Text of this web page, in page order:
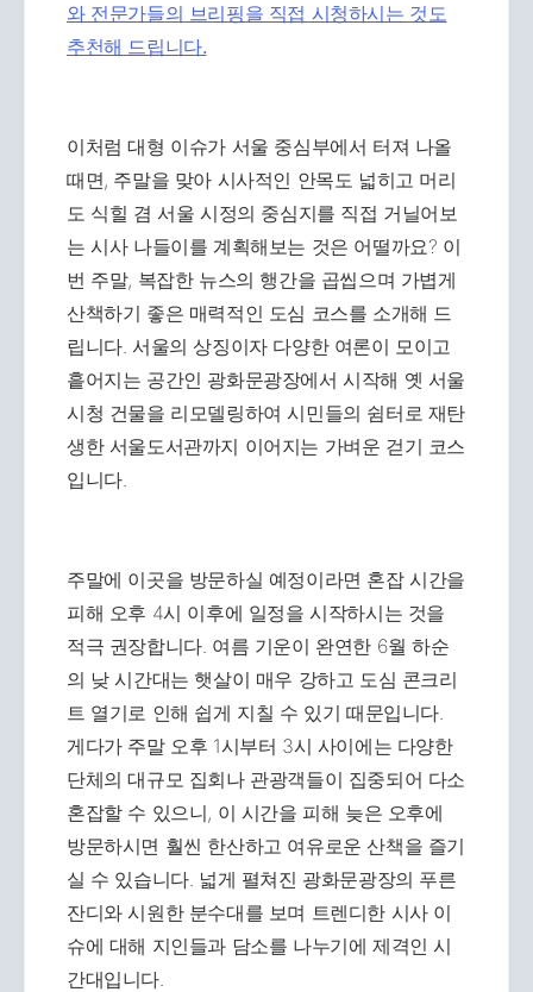
와 전문가들의 브리핑을 직접 시청하시는 것도
추천해 드립니다.
이처럼 대형 이슈가 서울 중심부에서 터져 나올
때면, 주말을 맞아 시사적인 안목도 넓히고 머리
도 식힐 겸 서울 시정의 중심지를 직접 거닐어보
는 시사 나들이를 계획해보는 것은 어떨까요? 이
번 주말, 복잡한 뉴스의 행간을 곱씹으며 가볍게
산책하기 좋은 매력적인 도심 코스를 소개해 드
립니다. 서울의 상징이자 다양한 여론이 모이고
흩어지는 공간인 광화문광장에서 시작해 옛 서울
시청 건물을 리모델링하여 시민들의 쉼터로 재탄
생한 서울도서관까지 이어지는 가벼운 걷기 코스
입니다.
주말에 이곳을 방문하실 예정이라면 혼잡 시간을
피해 오후 4시 이후에 일정을 시작하시는 것을
적극 권장합니다. 여름 기운이 완연한 6월 하순
의 낮 시간대는 햇살이 매우 강하고 도심 콘크리
트 열기로 인해 쉽게 지칠 수 있기 때문입니다.
게다가 주말 오후 1시부터 3시 사이에는 다양한
단체의 대규모 집회나 관광객들이 집중되어 다소
혼잡할 수 있으니, 이 시간을 피해 늦은 오후에
방문하시면 훨씬 한산하고 여유로운 산책을 즐기
실 수 있습니다. 넓게 펼쳐진 광화문광장의 푸른
잔디와 시원한 분수대를 보며 트렌디한 시사 이
슈에 대해 지인들과 담소를 나누기에 제격인 시
간대입니다.